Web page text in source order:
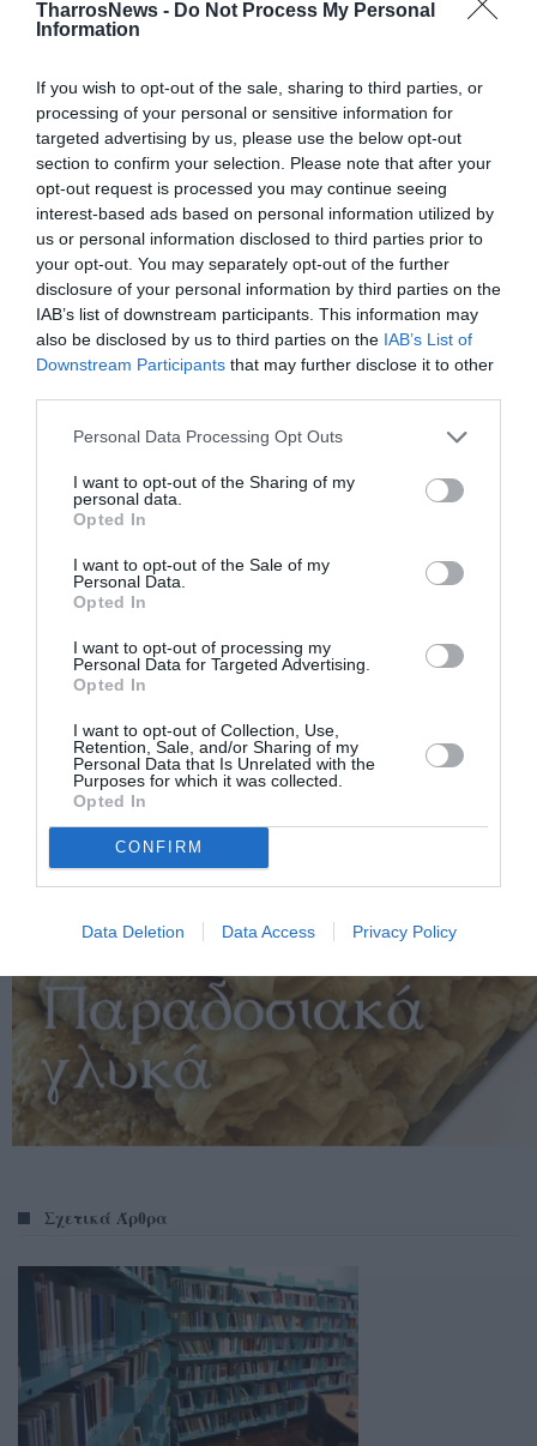
TharrosNews - Do Not Process My Personal
Information
If you wish to opt-out of the sale, sharing to third parties, or
processing of your personal or sensitive information for
targeted advertising by us, please use the below opt-out
section to confirm your selection. Please note that after your
opt-out request is processed you may continue seeing
interest-based ads based on personal information utilized by
us or personal information disclosed to third parties prior to
your opt-out. You may separately opt-out of the further
disclosure of your personal information by third parties on the
IAB’s list of downstream participants. This information may
also be disclosed by us to third parties on the IAB’s List of
Downstream Participants that may further disclose it to other
Personal Data Processing Opt Outs
I want to opt-out of the Sharing of my
personal data.
Opted In
I want to opt-out of the Sale of my
Personal Data.
Opted In
I want to opt-out of processing my
Personal Data for Targeted Advertising.
Opted In
I want to opt-out of Collection, Use,
Retention, Sale, and/or Sharing of my
Personal Data that Is Unrelated with the
Purposes for which it was collected.
Opted In
CONFIRM
Data Deletion Data Access Privacy Policy
Σχετικά Άρθρα